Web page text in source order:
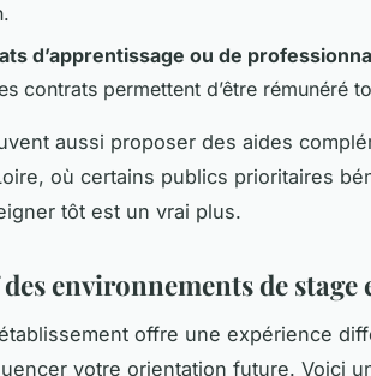
d’apprentissage ou de
contrats permettent d’être rémunéré
aussi proposer des aides
où certains publics prioritaires
tôt est un vrai plus.
environnements de stage
offre une expérience
votre orientation future. Voici